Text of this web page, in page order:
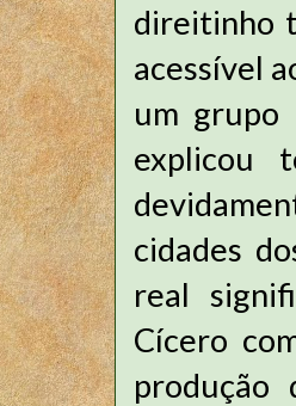
direitinho
acessível
um grupo
explicou
cidades
real
Cícero